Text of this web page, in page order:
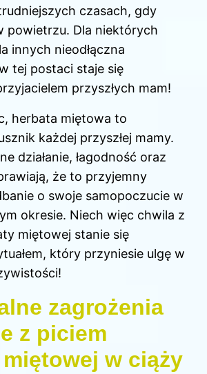
czasach, gdy
powietrzu. Dla niektórych
innych nieodłączna
tej postaci staje się
przyszłych mam!
herbata miętowa to
każdej przyszłej mamy.
działanie, łagodność oraz
że to przyjemny
o swoje samopoczucie w
okresie. Niech więc chwila z
miętowej stanie się
który przyniesie ulgę w
zagrożenia
z piciem
w ciąży